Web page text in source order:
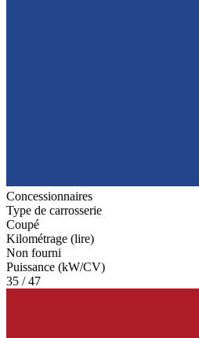
Concessionnaires
Type de carrosserie
Coupé
Kilométrage (lire)
Non fourni
Puissance (kW/CV)
35 / 47